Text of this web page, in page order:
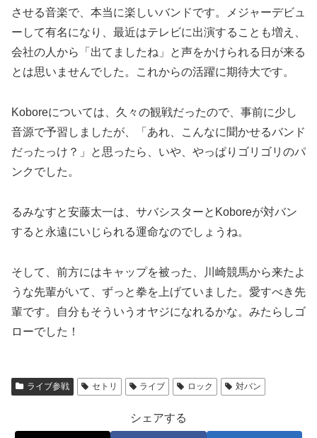
させる音楽で、本当に楽しいバンドです。メジャーデビュ
ーして有名になり、最近はテレビに出演することも増え、
会社の人から「出てましたね」と声をかけられる日が来る
とは思いませんでした。これからの活躍に期待大です。
Koboreについては、久々の観戦だったので、事前に少し
音源で予習しましたが、「あれ、こんなに聞かせるバンド
だったっけ？」と思ったら、いや、やっぱりゴリゴリのパ
ンクでした。
るみなすと安藤太一は、サバシスターとKoboreが対バン
すると永遠にいじられる運命なのでしょうね。
そして、前方にはキャップを被った、川崎競馬から来たよ
うな先輩がいて、ずっと拳を上げていました。愛すべき先
輩です。自分もそういうオヤジになれるかな。みたらしゴ
ローでした！
ライブ参戦 セトリ ライブ ロック 対バン
シェアする